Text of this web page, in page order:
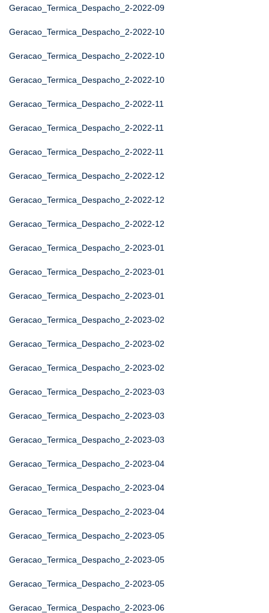
Geracao_Termica_Despacho_2-2022-09
Geracao_Termica_Despacho_2-2022-10
Geracao_Termica_Despacho_2-2022-10
Geracao_Termica_Despacho_2-2022-10
Geracao_Termica_Despacho_2-2022-11
Geracao_Termica_Despacho_2-2022-11
Geracao_Termica_Despacho_2-2022-11
Geracao_Termica_Despacho_2-2022-12
Geracao_Termica_Despacho_2-2022-12
Geracao_Termica_Despacho_2-2022-12
Geracao_Termica_Despacho_2-2023-01
Geracao_Termica_Despacho_2-2023-01
Geracao_Termica_Despacho_2-2023-01
Geracao_Termica_Despacho_2-2023-02
Geracao_Termica_Despacho_2-2023-02
Geracao_Termica_Despacho_2-2023-02
Geracao_Termica_Despacho_2-2023-03
Geracao_Termica_Despacho_2-2023-03
Geracao_Termica_Despacho_2-2023-03
Geracao_Termica_Despacho_2-2023-04
Geracao_Termica_Despacho_2-2023-04
Geracao_Termica_Despacho_2-2023-04
Geracao_Termica_Despacho_2-2023-05
Geracao_Termica_Despacho_2-2023-05
Geracao_Termica_Despacho_2-2023-05
Geracao_Termica_Despacho_2-2023-06